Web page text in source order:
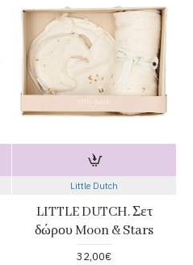
Little Dutch
LITTLE DUTCH. Σετ
δώρου Moon & Stars
32,00€